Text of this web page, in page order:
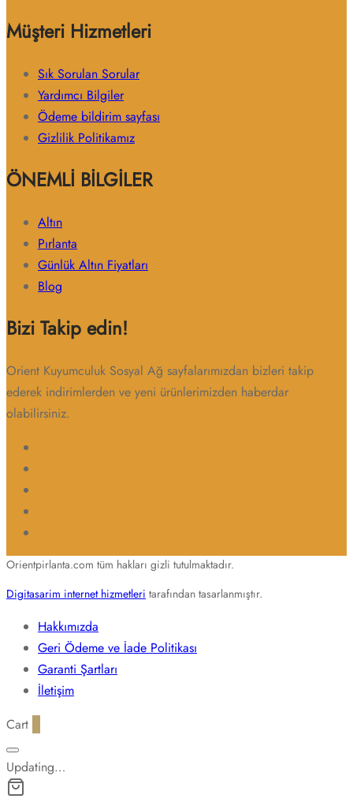
Müşteri Hizmetleri
Sık Sorulan Sorular
Yardımcı Bilgiler
Ödeme bildirim sayfası
Gizlilik Politikamız
ÖNEMLİ BİLGİLER
Altın
Pırlanta
Günlük Altın Fiyatları
Blog
Bizi Takip edin!
Orient Kuyumculuk Sosyal Ağ sayfalarımızdan bizleri takip
ederek indirimlerden ve yeni ürünlerimizden haberdar
olabilirsiniz.
Orientpirlanta.com tüm hakları gizli tutulmaktadır.
Digitasarim internet hizmetleri tarafından tasarlanmıştır.
Hakkımızda
Geri Ödeme ve İade Politikası
Garanti Şartları
İletişim
Cart
Updating…